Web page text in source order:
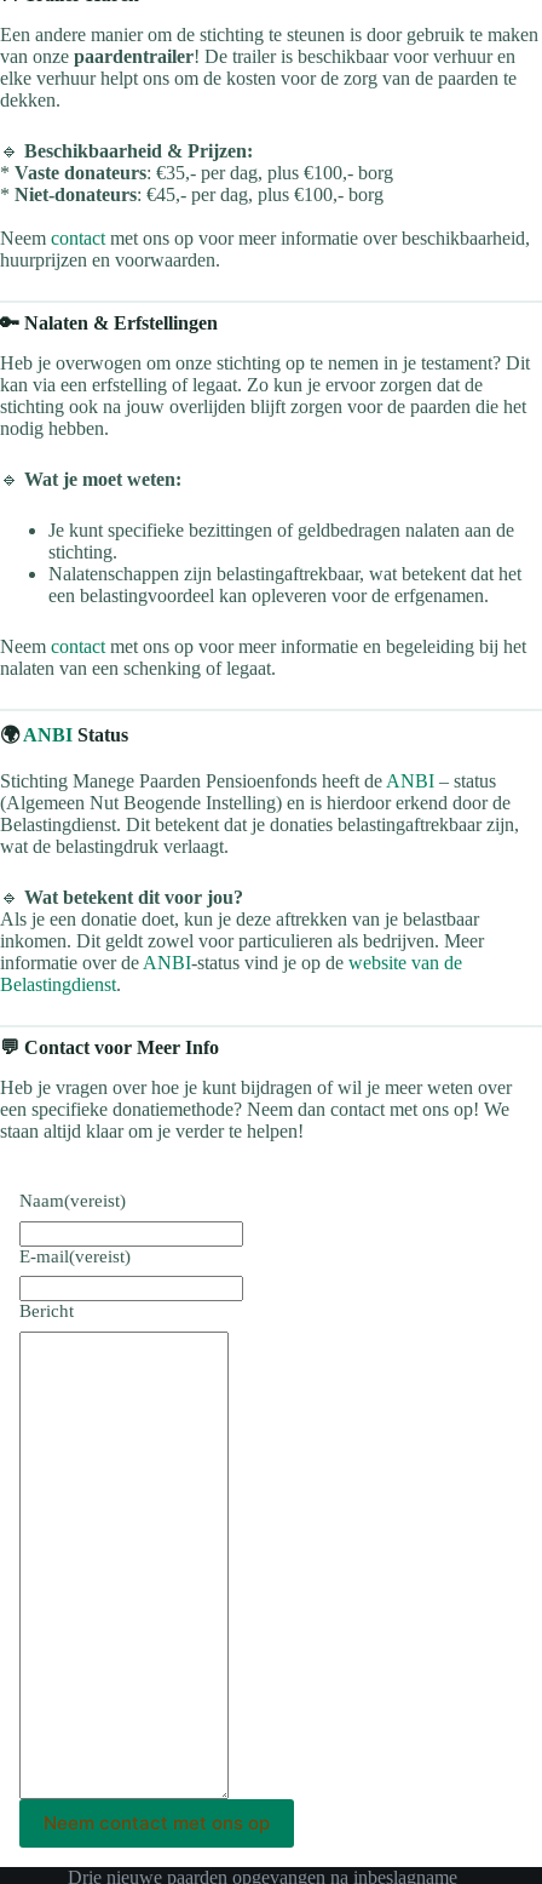
Een andere manier om de stichting te steunen is door gebruik te maken
van onze paardentrailer! De trailer is beschikbaar voor verhuur en
elke verhuur helpt ons om de kosten voor de zorg van de paarden te
dekken.
🔹 Beschikbaarheid & Prijzen:
* Vaste donateurs: €35,- per dag, plus €100,- borg
* Niet-donateurs: €45,- per dag, plus €100,- borg
Neem contact met ons op voor meer informatie over beschikbaarheid,
huurprijzen en voorwaarden.
🔑 Nalaten & Erfstellingen
Heb je overwogen om onze stichting op te nemen in je testament? Dit
kan via een erfstelling of legaat. Zo kun je ervoor zorgen dat de
stichting ook na jouw overlijden blijft zorgen voor de paarden die het
nodig hebben.
🔹 Wat je moet weten:
Je kunt specifieke bezittingen of geldbedragen nalaten aan de
stichting.
Nalatenschappen zijn belastingaftrekbaar, wat betekent dat het
een belastingvoordeel kan opleveren voor de erfgenamen.
Neem contact met ons op voor meer informatie en begeleiding bij het
nalaten van een schenking of legaat.
🌍ANBI Status
Stichting Manege Paarden Pensioenfonds heeft de ANBI – status
(Algemeen Nut Beogende Instelling) en is hierdoor erkend door de
Belastingdienst. Dit betekent dat je donaties belastingaftrekbaar zijn,
wat de belastingdruk verlaagt.
🔹 Wat betekent dit voor jou?
Als je een donatie doet, kun je deze aftrekken van je belastbaar
inkomen. Dit geldt zowel voor particulieren als bedrijven. Meer
informatie over de ANBI-status vind je op de website van de
Belastingdienst.
💬 Contact voor Meer Info
Heb je vragen over hoe je kunt bijdragen of wil je meer weten over
een specifieke donatiemethode? Neem dan contact met ons op! We
staan altijd klaar om je verder te helpen!
Naam(vereist)
E-mail(vereist)
Bericht
Neem contact met ons op
Drie nieuwe paarden opgevangen na inbeslagname